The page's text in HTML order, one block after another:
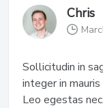
Chris
Sollicitudin in
integer in
Leo egestas